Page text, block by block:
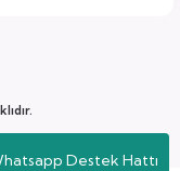
Destek Hattı